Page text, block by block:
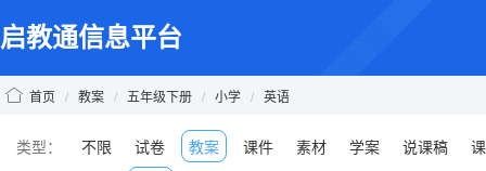
启教通信息平台
首页 / 教案 / 五年级下册 / 小学 / 英语
类型： 不限 试卷 教案 课件 素材 学案 说课稿